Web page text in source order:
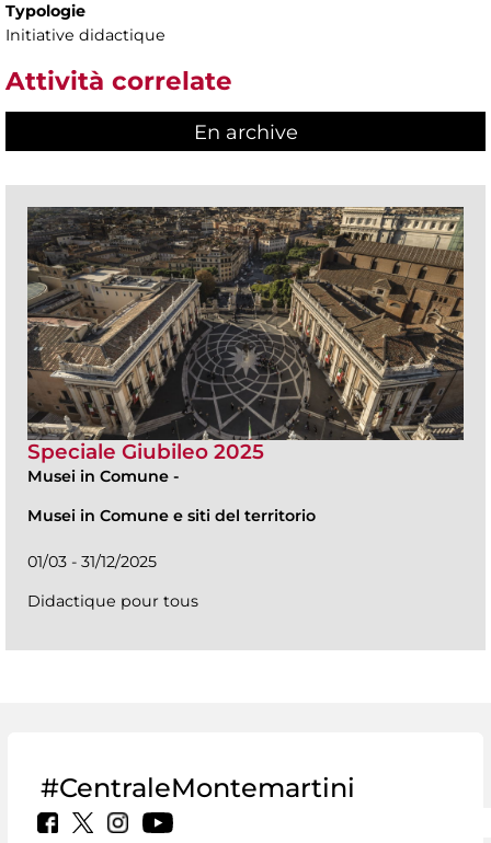
Typologie
Initiative didactique
Attività correlate
En archive
Speciale Giubileo 2025
Musei in Comune -
Musei in Comune e siti del territorio
01/03 - 31/12/2025
Didactique pour tous
#CentraleMontemartini